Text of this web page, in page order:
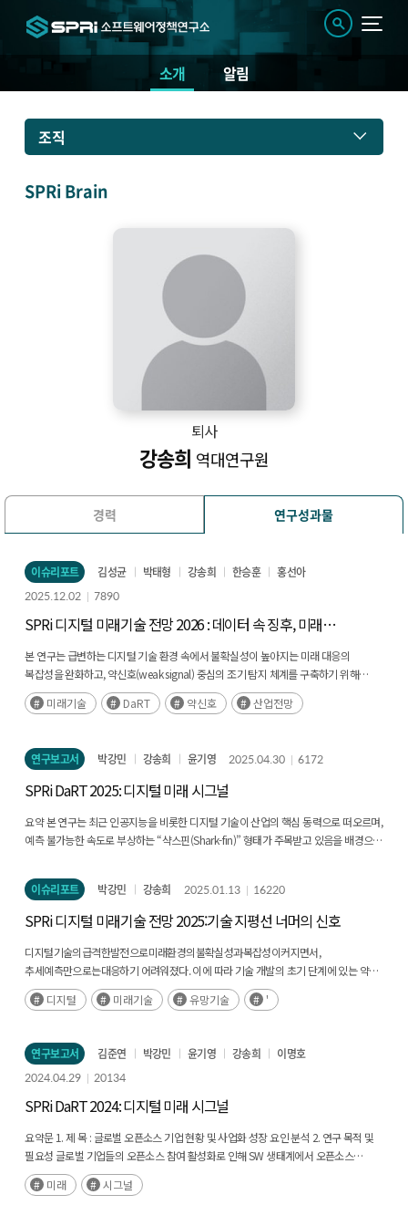
소개 알림
조직
SPRi Brain
퇴사
강송희 역대연구원
경력 연구성과물
이슈리포트 김성균 박태형 강송희 한승훈
홍선아
2025.12.02
7890
SPRi 디지털 미래기술 전망 2026 : 데이터 속 징후, 미래의
실루엣
본 연구는 급변하는 디지털 기술 환경 속에서 불확실성이 높아지는 미래 대응의
복잡성을 완화하고, 약신호(weak signal) 중심의 조기 탐지 체계를 구축하기 위해
수행되었다. 금년도 SPRi DaRT 2026은 EU, WEF, UNDP, Gartner 등 주요 기관의
미래기술 보고서를 기반으로 후보 기술을 추출한 뒤, 예비조사(미래연구 전문가)와
전문가의 반복적 평가와 피드백 과정을 통해 신규성, 영향력, 구현 가능성을
검증하였으며, 이를 바탕으로 100개의 후보 기술 중 30개 핵심 기술이 최종
확정되었다. 분석 결과, 전년도 SPRi DaRT 2025 대비 총 16개의 신규 개념기술이
새롭게 등장하였으며, 이 중 약신호 기술군은 양자 인터넷, 분산 AI 얼라인먼트, 양자
감지, 부상신호 기술군은 양자 AI, 대규모 행동 모델, 범용 AI 로봇, 제로 트러스트
아키텍처, 뉴로모픽 컴퓨팅, 운영 체제로서의 LLM, AI 간 통신, 촉감 홀로그래피, AI 기반
시그널(약신호·부상신호·추세신호)과 미래 실현 시기(단기·중기·장기)를 한눈에
보여주는 형태로 설계되었다. 이를 통해 기술 변화의 방향성, 불확실성, 영향력의
상대적 크기를 직관적으로 파악할 수 있도록 하였다. 또한, 본 연구는 델파이 조사
결과를 보완하기 위해 데이터 기반 기술 전이 분석을 병행하였다. 2007년부터
2025년까지의 arXiv 데이터를 기반으로 논문 제목을 Sentence-BERT로 임베딩하고,
도출하였다. 이후 연속된 연도 간 클러스터 중심 벡터의 코사인 유사도를 계산하여 기술
구조를 정량화하였다. 나아가, 본 연구는 약신호–부상신호–추세신호의 단계형 분류를
적용하여 약신호의 전이 구조를 시계열적으로 설명하였으며, 6대 주요 약신호
해석가능성과 정책적 실효성을 향상시켰다. 또한, 약신호 조기 탐지 및 전환 예측
체계를 통해 R&D 투자 우선순위 설정, 기술 조기경보, 산업 전략 수립 등 정책·산업적
활용 가능성의 토대를 마련하였다. Executive Summary This study was conducted
to address the growing complexity and uncertainty of future responses in the
rapidly evolving digital technology landscape and to establish an early-
미래기술 DaRT 약신호 산업전망
연구보고서 박강민 강송희 윤기영 2025.04.30 6172
SPRi DaRT 2025: 디지털 미래 시그널
요약 본 연구는 최근 인공지능을 비롯한 디지털 기술이 산업의 핵심 동력으로 떠오르며,
예측 불가능한 속도로 부상하는 “샥스핀(Shark-fin)” 형태가 주목받고 있음을 배경으로
어려운 수준의 불확실성을 초래하며, 따라서 정부와 기업은 미래 기술을 단순히 ‘지금
수준’만 판단하는 것이 아니라 약 신호(Weak Signal), 부상 신호(Emerging Signal),
추세 신호(Trend Signal)와 같은 전 주기적 관점에서 체계적으로 모니터링해야 한다. 본
연구는 이를 위해 기술을 개념기술(Concept Technology)과 구성기술(Component
Technology)로 구분하고, 델파이(Delphi), 계층적 의사결정법(AHP) 등 정성적 기법과
논문·특허 등 대규모 데이터를 활용한 정량적 분석을 결합한 “SPRi DaRT(SPRi
Dynamic Radar for digital Trends and Signals)” 방법론을 제안한다. SPRi DaRT는
각 기술을 시간축(단기·중기·장기)과 시그널 유형(약‧부상‧추세)으로
설명하기 어려운 다양한 확산 패턴을 포착할 수 있도록 설계되었다. 이 과정에서 30대
개념기술과 이를 구성하는 하위 기술군을 도출하고, 2년 단위 시계열 분석으로 약
신호에서 추세 신호로 전환되는 경로와 시기를 탐색하였다. 또한 한국·미국·유럽·
모두 부상 신호에 집중 투자하나, 미국과 중국은 부상 기술에 편중된 전략을, 유럽은
추세‧부상 기술 간 균형 투자를, 한국은 부상 신호에 집중하면서도 약 신호에도
상당한 투자를 병행하는 중도적 유형을 보이는 것으로 나타났다. 이를 통해 본 연구는
현실에서, 정부와 기업이 약‧부상‧추세 신호를 종합적으로 고려한 맞춤형 대응
이슈리포트 박강민 강송희 2025.01.13 16220
SPRi 디지털 미래기술 전망 2025:기술 지평선 너머의 신호
디지털기술의급격한발전으로미래환경의불확실성과복잡성이커지면서,
추세예측만으로는대응하기 어려워졌다. 이에 따라 기술 개발의 초기 단계에 있는 약
신호(Weak Signal)와 부상 신호(Emerging Signal)까지 주목해야 하며, 본
보고서에서는 이를 위해 개념기술(Concept Technology)과 구성기술(Component
분석 등을 결합해 추세 신호 기술은 물론 약 신호와 부상 신호까지 종합적으로 살폈다.
또한 한국, 미국, 유럽, 중국의 국가별 R&D 투자 현황과 전략을 비교한 결과, 대부분이
부상 신호에 집중하되 투자 우선순위나 정책 방향에서 각기 다른 특징이 있음을
확인했다. 이러한 분석을 바탕으로 도출된 시사점으로는, 먼저 아직 시장화되지 않은 약
신호 기술을 선제적으로 발굴해 투자함으로써 혁신 기회를 창출해야 한다는 점이
제시된다. 더불어 인공지능은 인공지능 에이전트(AI Agent), 신뢰성·위험·보안관리(AI
TRiSM), 개발자동화(AI Augmented Development)
등다양한응용분야에서급속히실용화 단계로 진입하고 있음을 확인할 수 있다. 끝으로,
이 보고서에서는 과거 데이터 기반 예측 정확도 검증과 전문가 판단을 결합한 탐지
디지털 미래기술 유망기술 '
연구보고서 김준연 박강민 윤기영 강송희
이명호
2024.04.29
20134
SPRi DaRT 2024: 디지털 미래 시그널
요약문 1. 제 목 : 글로벌 오픈소스 기업 현황 및 사업화 성장 요인 분석 2. 연구 목적 및
필요성 글로벌 기업들의 오픈소스 참여 활성화로 인해 SW 생태계에서 오픈소스
영향력이 커지고 있다. 이미 빅테크 기업들은 오픈소스 전략으로 SW 기술ž산업 혁신을
선도하고 있으며 이어 몽고DB, 일레스틱 같은 오픈소스 전문기업들이 등장하며 SW
미래 시그널